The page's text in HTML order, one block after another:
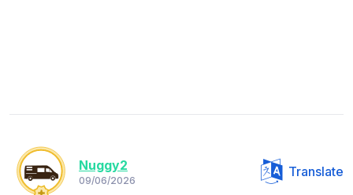
Nuggy2
09/06/2026
Translate